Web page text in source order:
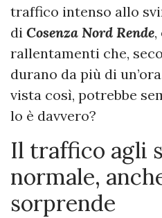
traffico intenso allo
di Cosenza Nord Rende,
rallentamenti che,
durano da più di
vista così, potrebbe
lo è davvero?
Il traffico agli
normale,
sorprende